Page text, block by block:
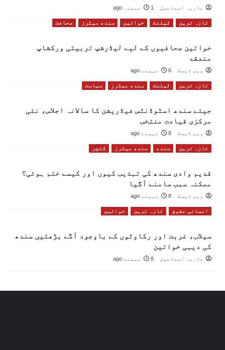
ماریہ اسماعیل 1 مہینہ ago
تازہ ترین ٹیلنٹ خواتین سندھ میٹرز صحافت
خواتین صحافیوں کے لیے لیڈرشپ تربیتی ورکشاپ
منعقد
ویب ڈیسک 6 مہینے ago
تازہ ترین ٹیلنٹ سندھ میٹرز سیاست
جیئے سندھ اسٹوڈنٹس فیڈریشن کا سالانہ اجلاس، نئی
مرکزی قیادت منتخب
ویب ڈیسک 8 مہینے ago
تازہ ترین سندھ سندھ میٹرز کلچر
قدیم وادی سندھ کی تہذیب کیوں اور کیسے ختم ہوئی؟
ممکنہ سبب سامنے آگیا
ویب ڈیسک 8 مہینے ago
انسانی حقوق تازہ ترین خواتین
سیلاب، غربت اور رکاوٹوں کے باوجود آگے بڑھتیں سندھ
کی دیہی خواتین
ماریہ اسماعیل 8 مہینے ago